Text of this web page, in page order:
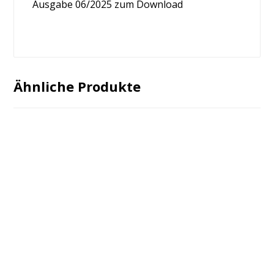
Ausgabe 06/2025 zum Download
Ähnliche Produkte